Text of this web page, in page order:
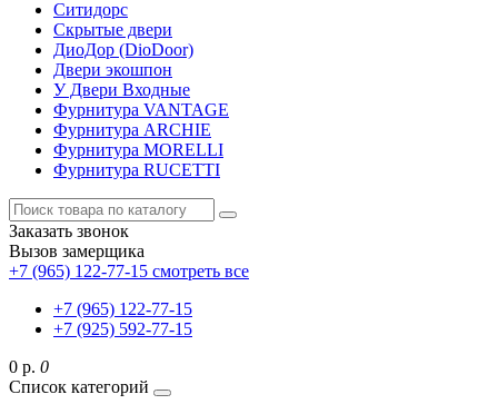
Ситидорс
Скрытые двери
ДиоДор (DioDoor)
Двери экошпон
У Двери Входные
Фурнитура VANTAGE
Фурнитура ARCHIE
Фурнитура MORELLI
Фурнитура RUCETTI
Заказать звонок
Вызов замерщика
+7 (965) 122-77-15 смотреть все
+7 (965) 122-77-15
+7 (925) 592-77-15
0 р. 0
Список категорий